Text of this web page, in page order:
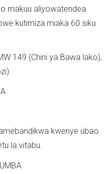
makuu aliyowatendea
kutimiza miaka 60 siku
149 (Chini ya Bawa lako),
kwenye ubao
la vitabu.